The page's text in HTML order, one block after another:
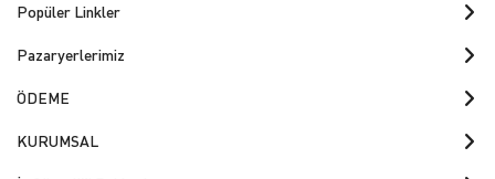
Popüler Linkler
Pazaryerlerimiz
ÖDEME
KURUMSAL